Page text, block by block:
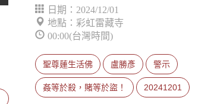
日期：2024/12/01
地點：彩虹雷藏寺
00:00(台灣時間)
聖尊蓮生活佛 盧勝彥 警示
姦等於殺，賭等於盜！ 20241201